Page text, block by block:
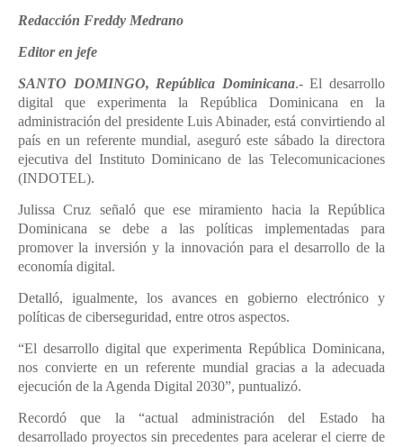
Redacción Freddy Medrano
Editor en jefe
SANTO DOMINGO, República Dominicana.- El desarrollo
digital que experimenta la República Dominicana en la
administración del presidente Luis Abinader, está convirtiendo al
país en un referente mundial, aseguró este sábado la directora
ejecutiva del Instituto Dominicano de las Telecomunicaciones
(INDOTEL).
Julissa Cruz señaló que ese miramiento hacia la República
Dominicana se debe a las políticas implementadas para
promover la inversión y la innovación para el desarrollo de la
economía digital.
Detalló, igualmente, los avances en gobierno electrónico y
políticas de ciberseguridad, entre otros aspectos.
“El desarrollo digital que experimenta República Dominicana,
nos convierte en un referente mundial gracias a la adecuada
ejecución de la Agenda Digital 2030”, puntualizó.
Recordó que la “actual administración del Estado ha
desarrollado proyectos sin precedentes para acelerar el cierre de